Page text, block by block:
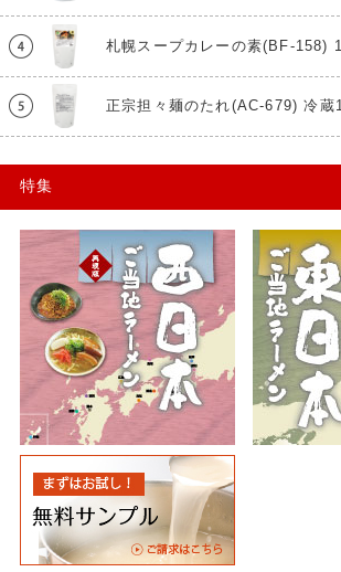
札幌スープカレーの素(BF-158)
正宗担々麺のたれ(AC-679) 冷蔵
特集